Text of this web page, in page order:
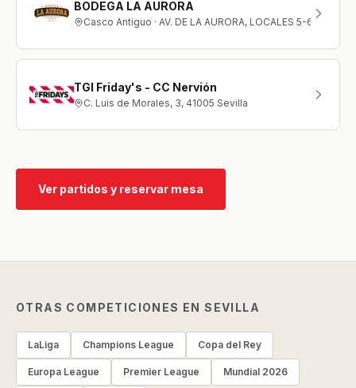
BODEGA LA AURORA
Casco Antiguo · AV. DE LA AURORA, LOCALES 5-6
TGI Friday's - CC Nervión
C. Luis de Morales, 3, 41005 Sevilla
Ver partidos y reservar mesa
OTRAS COMPETICIONES EN SEVILLA
LaLiga Champions League Copa del Rey
Europa League Premier League Mundial 2026